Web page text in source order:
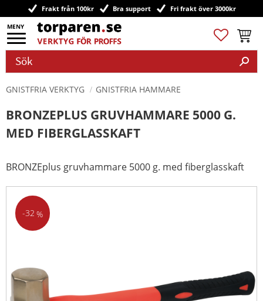
Meny
Frakt från 100kr Bra support Fri frakt över 3000kr
Favoriter
GNISTFRIA VERKTYG GNISTFRIA HAMMARE
BRONZEPLUS GRUVHAMMARE 5000 G.
MED FIBERGLASSKAFT
BRONZEplus gruvhammare 5000 g. med fiberglasskaft
32 %